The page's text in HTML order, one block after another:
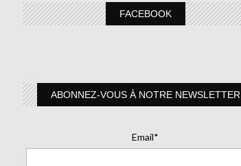
FACEBOOK
ABONNEZ-VOUS À NOTRE NEWSLETTER
Email*